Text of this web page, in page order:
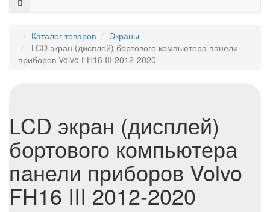
Каталог товаров
Экраны
LCD экран (дисплей) бортового компьютера панели
приборов Volvo FH16 III 2012-2020
LCD экран (дисплей)
бортового компьютера
панели приборов Volvo
FH16 III 2012-2020